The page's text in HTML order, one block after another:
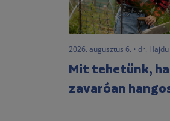
2026. augusztus 6. • dr.
Mit tehetünk,
zavaróan